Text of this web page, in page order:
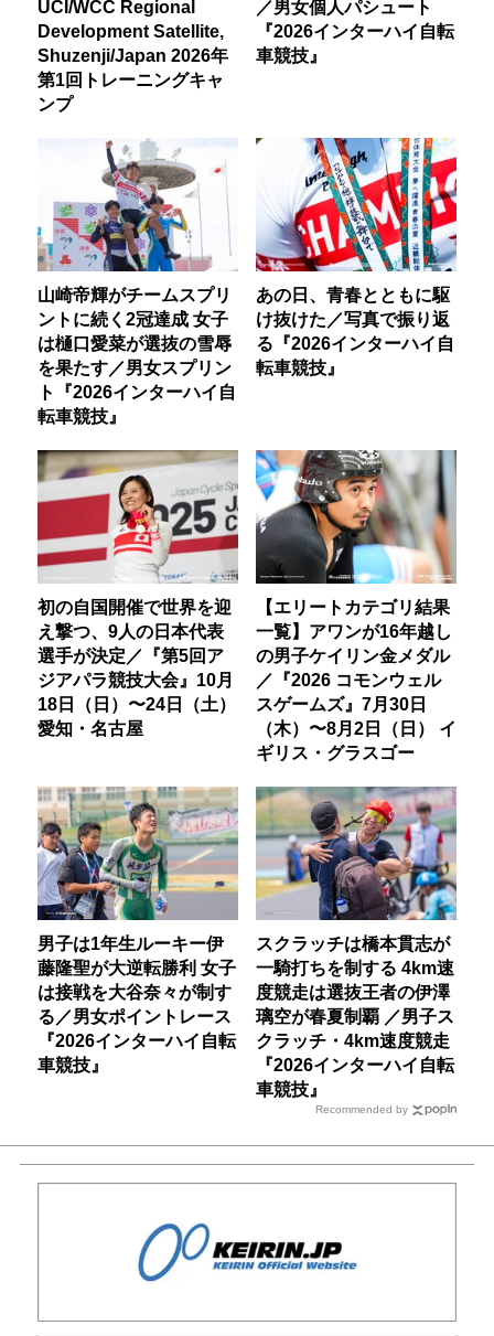
UCI/WCC Regional
Development Satellite,
Shuzenji/Japan 2026年
第1回トレーニングキャ
ンプ
／男女個人パシュート
『2026インターハイ自転
車競技』
山崎帝輝がチームスプリ
ントに続く2冠達成 女子
は樋口愛菜が選抜の雪辱
を果たす／男女スプリン
ト『2026インターハイ自
転車競技』
あの日、青春とともに駆
け抜けた／写真で振り返
る『2026インターハイ自
転車競技』
初の自国開催で世界を迎
え撃つ、9人の日本代表
選手が決定／『第5回ア
ジアパラ競技大会』10月
18日（日）〜24日（土）
愛知・名古屋
【エリートカテゴリ結果
一覧】アワンが16年越し
の男子ケイリン金メダル
／『2026 コモンウェル
スゲームズ』7月30日
（木）〜8月2日（日） イ
ギリス・グラスゴー
男子は1年生ルーキー伊
藤隆聖が大逆転勝利 女子
は接戦を大谷奈々が制す
る／男女ポイントレース
『2026インターハイ自転
車競技』
スクラッチは橋本貫志が
一騎打ちを制する 4km速
度競走は選抜王者の伊澤
璃空が春夏制覇 ／男子ス
クラッチ・4km速度競走
『2026インターハイ自転
車競技』
Recommended by